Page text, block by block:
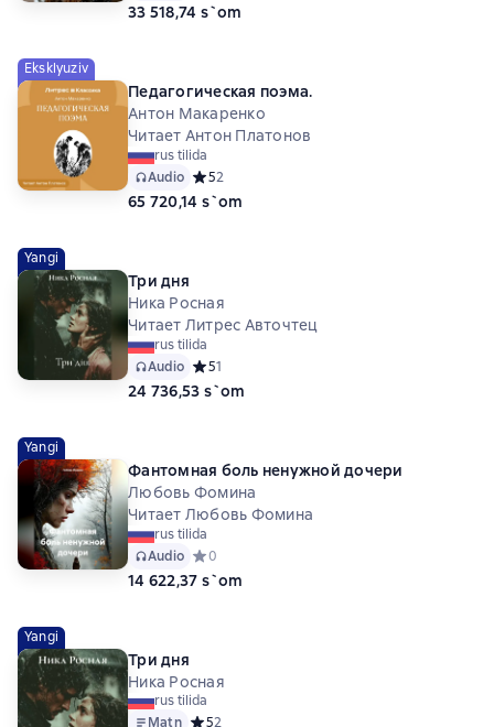
33 518,74 s`om
Eksklyuziv
Педагогическая поэма.
Антон Макаренко
Читает Антон Платонов
rus tilida
Audio Средний рейтинг 5 на основе 2 оценок
52
65 720,14 s`om
Yangi
Три дня
Ника Росная
Читает Литрес Авточтец
rus tilida
Audio Средний рейтинг 5 на основе 1 оценок
51
24 736,53 s`om
Yangi
Фантомная боль ненужной дочери
Любовь Фомина
Читает Любовь Фомина
rus tilida
Audio Средний рейтинг 0 на основе 0 оценок
0
14 622,37 s`om
Yangi
Три дня
Ника Росная
rus tilida
Matn Средний рейтинг 5 на основе 2 оценок
52